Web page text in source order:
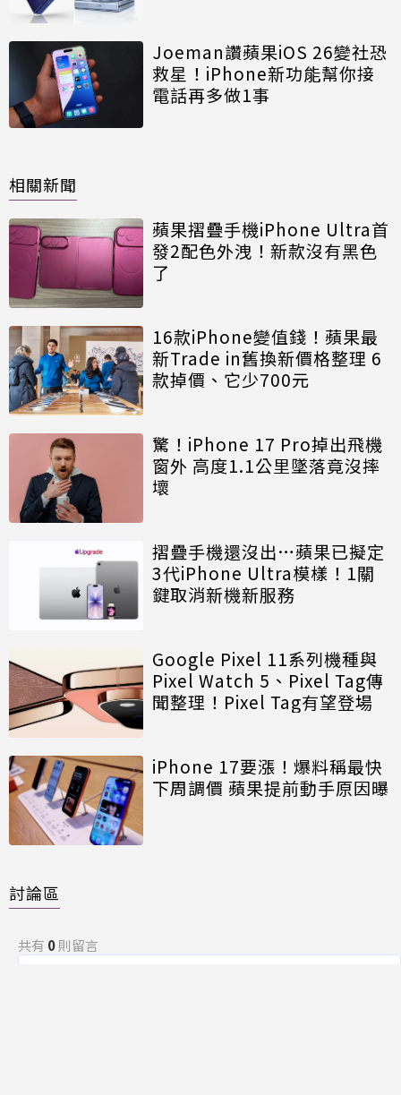
Joeman讚蘋果iOS 26變社恐
救星！iPhone新功能幫你接
電話再多做1事
相關新聞
蘋果摺疊手機iPhone Ultra首
發2配色外洩！新款沒有黑色
了
16款iPhone變值錢！蘋果最
新Trade in舊換新價格整理 6
款掉價、它少700元
驚！iPhone 17 Pro掉出飛機
窗外 高度1.1公里墜落竟沒摔
壞
摺疊手機還沒出…蘋果已擬定
3代iPhone Ultra模樣！1關
鍵取消新機新服務
Google Pixel 11系列機種與
Pixel Watch 5、Pixel Tag傳
聞整理！Pixel Tag有望登場
iPhone 17要漲！爆料稱最快
下周調價 蘋果提前動手原因曝
討論區
共有 0則留言